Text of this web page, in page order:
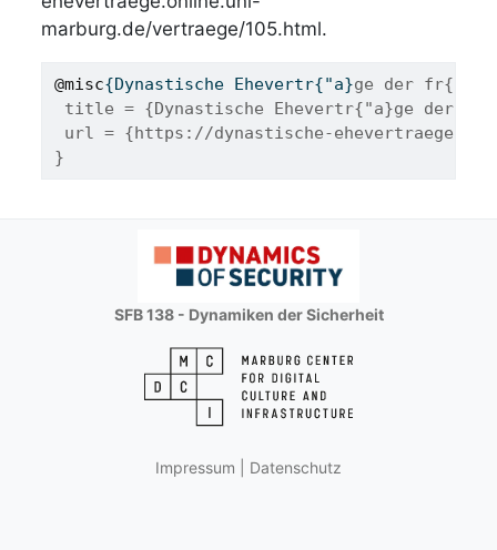
marburg.de/vertraege/105.html.
@misc{Dynastische Ehevertr{"a}ge der
title = {Dynastische Ehevertr{"a}ge der
url = {https://dynastische-
}
SFB 138 - Dynamiken der Sicherheit
Impressum Datenschutz